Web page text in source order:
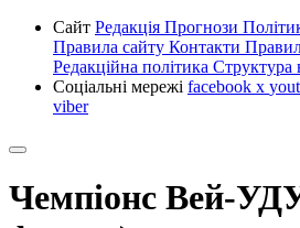
Сайт Редакція Прогнози
Правила сайту Контакти
Редакційна політика Структура
Соціальні мережі facebook x
viber
Чемпіонс Вей-